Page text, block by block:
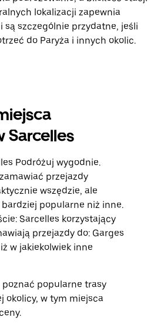
lokalizacji zapewnia
są szczególnie przydatne, jeśli
do Paryża i innych okolic.
Sarcelles
Podróżuj wygodnie.
przejazdy
wszędzie, ale
popularne niż inne.
Sarcelles korzystający
przejazdy do: Garges
w jakiekolwiek inne
poznać popularne trasy
okolicy, w tym miejsca